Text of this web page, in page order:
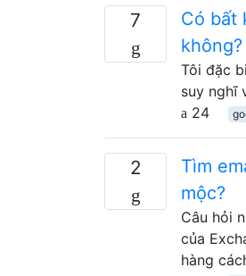
7
Có bất
không?
Tôi đặc
suy nghĩ
24
2
Tìm
mộc?
Câu hỏi
của
hàng